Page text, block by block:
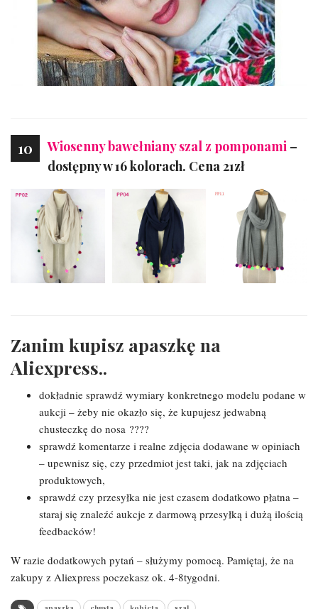
10 Wiosenny bawełniany szal z pomponami –
dostępny w 16 kolorach. Cena 21zł
Zanim kupisz apaszkę na
Aliexpress..
dokładnie sprawdź wymiary konkretnego modelu podane w
aukcji – żeby nie okazło się, że kupujesz jedwabną
chusteczkę do nosa ????
sprawdź komentarze i realne zdjęcia dodawane w opiniach
– upewnisz się, czy przedmiot jest taki, jak na zdjęciach
produktowych,
sprawdź czy przesyłka nie jest czasem dodatkowo płatna –
staraj się znaleźć aukcje z darmową przesyłką i dużą ilością
feedbacków!
W razie dodatkowych pytań – służymy pomocą. Pamiętaj, że na
zakupy z Aliexpress poczekasz ok. 4-8tygodni.